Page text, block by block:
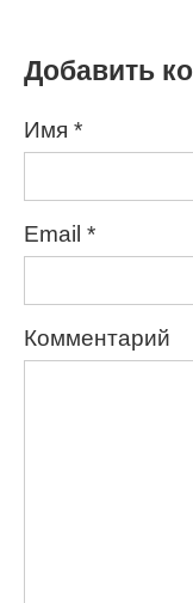
Добавить
Имя *
Email *
Комментарий